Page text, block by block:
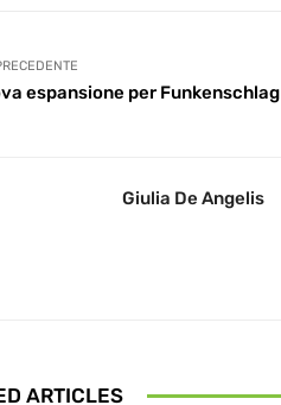
espansione per Funkenschlag
Giulia De Angelis
ARTICLES